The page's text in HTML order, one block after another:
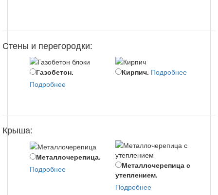
Стены и перегородки:
Газобетон.
Подробнее
Кирпич. Подробнее
Крыша:
Металлочерепица.
Подробнее
Металлочерепица с
утеплением.
Подробнее